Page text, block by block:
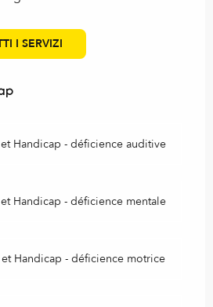
I SERVIZI
Handicap - déficience auditive
Handicap - déficience mentale
Handicap - déficience motrice